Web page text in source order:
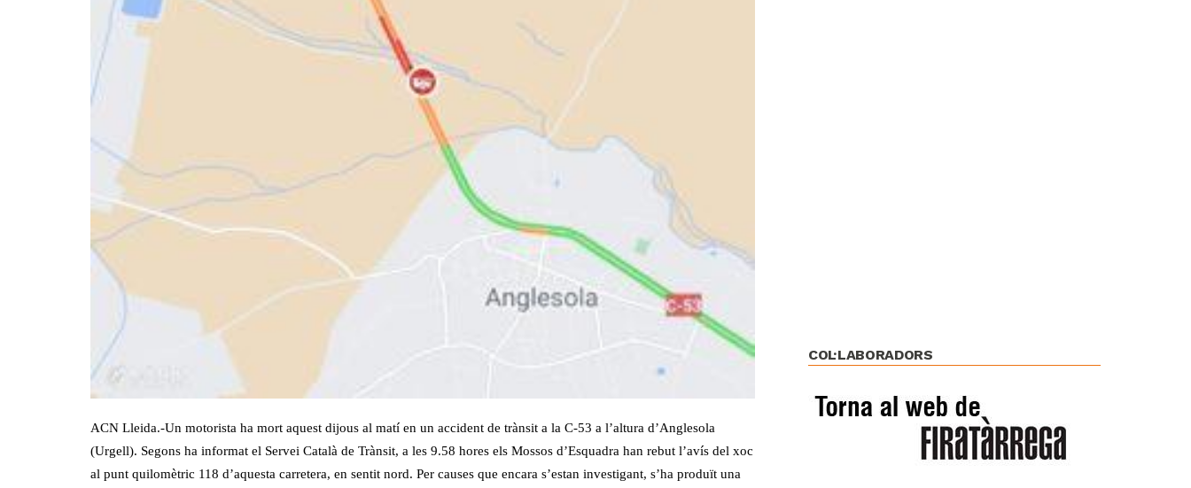
ACN Lleida.-Un motorista ha mort aquest dijous al matí en un accident de trànsit a la C-53 a l’altura d’Anglesola
(Urgell). Segons ha informat el Servei Català de Trànsit, a les 9.58 hores els Mossos d’Esquadra han rebut l’avís del xoc
al punt quilomètric 118 d’aquesta carretera, en sentit nord. Per causes que encara s’estan investigant, s’ha produït una
COL·LABORADORS